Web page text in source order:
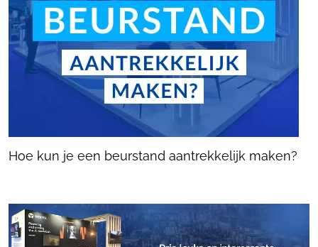
Hoe kun je een beurstand aantrekkelijk maken?